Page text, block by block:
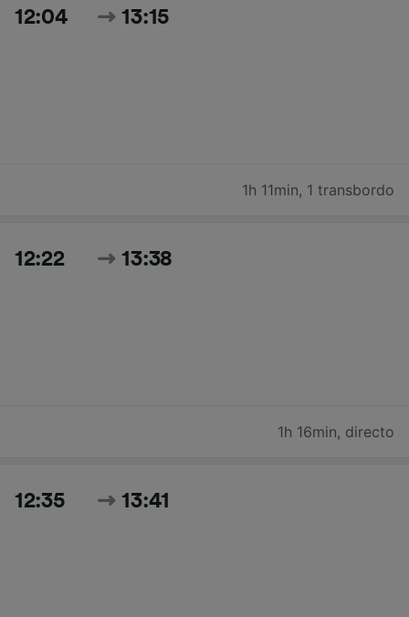
12:04 13:15
1h 11min, 1 transbordo
12:22 13:38
1h 16min, directo
12:35 13:41